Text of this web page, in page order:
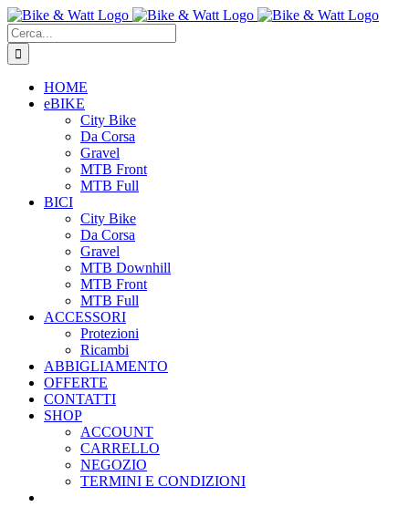
Salta
al
contenuto
Facebook
Twitter
Instagram
WhatsApp
Cerca
per:
HOME
eBIKE
City Bike
Da Corsa
Gravel
MTB Front
MTB Full
BICI
City Bike
Da Corsa
Gravel
MTB Downhill
MTB Front
MTB Full
ACCESSORI
Protezioni
Ricambi
ABBIGLIAMENTO
OFFERTE
CONTATTI
SHOP
ACCOUNT
CARRELLO
NEGOZIO
TERMINI E CONDIZIONI